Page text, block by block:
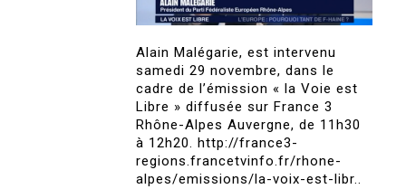
Alain Malégarie, est intervenu
samedi 29 novembre, dans le
cadre de l’émission « la Voie est
Libre » diffusée sur France 3
Rhône-Alpes Auvergne, de 11h30
à 12h20. http://france3-
regions.francetvinfo.fr/rhone-
alpes/emissions/la-voix-est-libr..